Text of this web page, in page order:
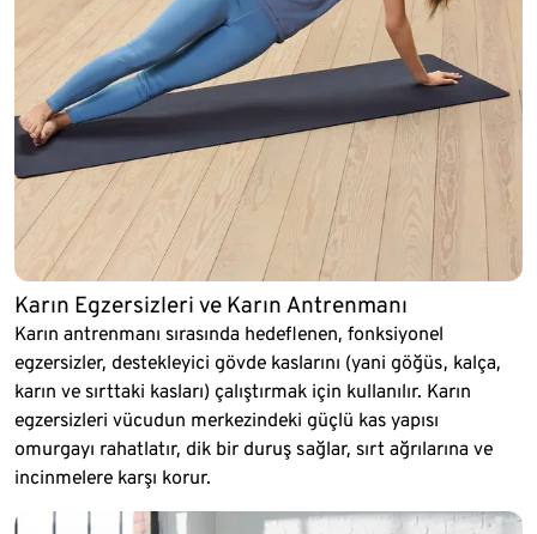
Karın Egzersizleri ve Karın Antrenmanı
Karın antrenmanı sırasında hedeflenen, fonksiyonel
egzersizler, destekleyici gövde kaslarını (yani göğüs, kalça,
karın ve sırttaki kasları) çalıştırmak için kullanılır. Karın
egzersizleri vücudun merkezindeki güçlü kas yapısı
omurgayı rahatlatır, dik bir duruş sağlar, sırt ağrılarına ve
incinmelere karşı korur.